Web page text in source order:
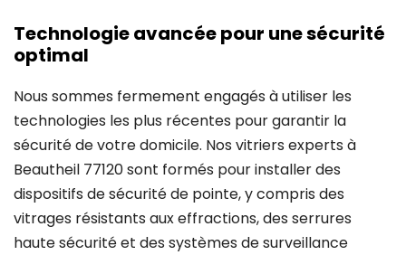
Technologie avancée pour une sécurité
optimal
Nous sommes fermement engagés à utiliser les
technologies les plus récentes pour garantir la
sécurité de votre domicile. Nos vitriers experts à
Beautheil 77120 sont formés pour installer des
dispositifs de sécurité de pointe, y compris des
vitrages résistants aux effractions, des serrures
haute sécurité et des systèmes de surveillance